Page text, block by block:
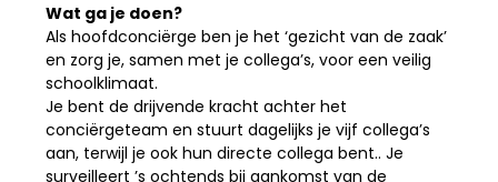
Wat ga je doen?
Als hoofdconciërge ben je het ‘gezicht van de zaak’
en zorg je, samen met je collega’s, voor een veilig
schoolklimaat.
Je bent de drijvende kracht achter het
conciërgeteam en stuurt dagelijks je vijf collega’s
aan, terwijl je ook hun directe collega bent.. Je
surveilleert ’s ochtends bij aankomst van de